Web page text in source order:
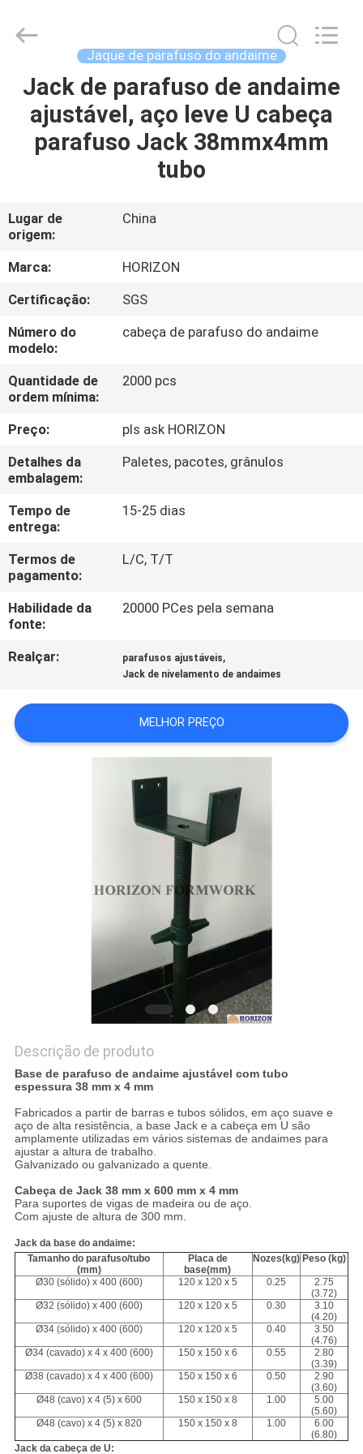
CASA
PRODUTOS
NÓS
EXCURSÃO
DA
FÁBRICA
CONTROLE
DA
QUALIDADE
CONTACTE-
NOS
PEÇA
UMAS
CITAÇÕES
MAPA
DO
SITE
Copyright
HORIZON
FORMWORK
Jaque de parafuso do andaime
Jack de parafuso de andaime
ajustável, aço leve U cabeça
parafuso Jack 38mmx4mm
tubo
Lugar de
origem:
China
Marca:
HORIZON
Certificação:
SGS
Número do
modelo:
cabeça de parafuso do andaime
Quantidade de
ordem mínima:
2000 pcs
Preço:
pls ask HORIZON
Detalhes da
embalagem:
Paletes, pacotes, grânulos
Tempo de
entrega:
15-25 dias
Termos de
pagamento:
L/C, T/T
Habilidade da
fonte:
20000 PCes pela semana
Realçar: parafusos ajustáveis,
Jack de nivelamento de andaimes
MELHOR PREÇO
Descrição de produto
Base de parafuso de andaime ajustável com tubo
espessura 38 mm x 4 mm
Fabricados a partir de barras e tubos sólidos, em aço suave e
aço de alta resistência, a base Jack e a cabeça em U são
amplamente utilizadas em vários sistemas de andaimes para
ajustar a altura de trabalho.
Galvanizado ou galvanizado a quente.
Cabeça de Jack 38 mm x 600 mm x 4 mm
Para suportes de vigas de madeira ou de aço.
Com ajuste de altura de 300 mm.
Jack da base do andaime:
Tamanho do parafuso/tubo
(mm)
Placa de
base(mm)
Nozes(kg) Peso (kg)
Ø30 (sólido) x 400 (600) 120 x 120 x 5 0.25
2.75
(3.72)
Ø32 (sólido) x 400 (600)
120 x 120 x 5 0.30
3.10
(4.20)
Ø34 (sólido) x 400 (600)
120 x 120 x 5 0.40
3.50
(4.76)
Ø34 (cavado) x 4 x 400 (600)
150 x 150 x 6 0.55
2.80
(3.39)
Ø38 (cavado) x 4 x 400 (600)
150 x 150 x 6 0.50
2.90
(3.60)
Ø48 (cavo) x 4 (5) x 600
150 x 150 x 8 1.00
5.00
(5.60)
Ø48 (cavo) x 4 (5) x 820
150 x 150 x 8 1.00
6.00
(6.80)
Jack da cabeça de U: